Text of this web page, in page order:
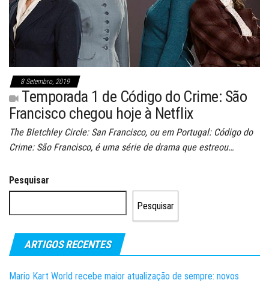
8 Setembro, 2019
Temporada 1 de Código do Crime: São
Francisco chegou hoje à Netflix
The Bletchley Circle: San Francisco, ou em Portugal: Código do
Crime: São Francisco, é uma série de drama que estreou…
Pesquisar
Pesquisar
ARTIGOS RECENTES
Mario Kart World recebe maior atualização de sempre: novos